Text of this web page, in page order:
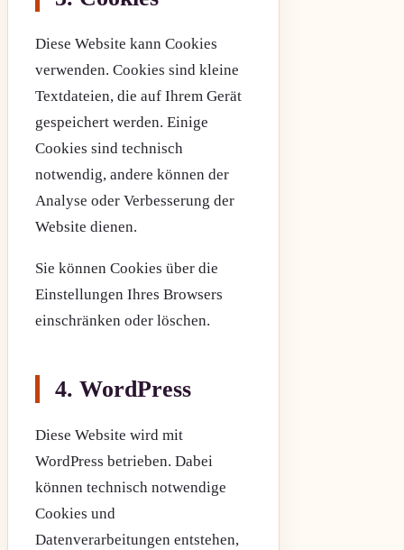
Diese Website kann Cookies
verwenden. Cookies sind kleine
Textdateien, die auf Ihrem Gerät
gespeichert werden. Einige
Cookies sind technisch
notwendig, andere können der
Analyse oder Verbesserung der
Website dienen.
Sie können Cookies über die
Einstellungen Ihres Browsers
einschränken oder löschen.
4. WordPress
Diese Website wird mit
WordPress betrieben. Dabei
können technisch notwendige
Cookies und
Datenverarbeitungen entstehen,